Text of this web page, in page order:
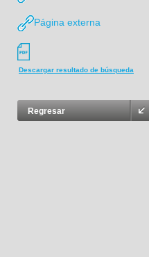
Página externa
Descargar resultado de búsqueda
Regresar